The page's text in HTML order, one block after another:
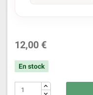
12,00 €
En stock